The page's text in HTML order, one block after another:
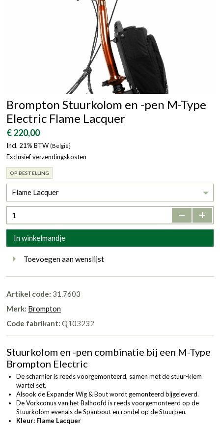
Brompton Stuurkolom en -pen M-Type
Electric Flame Lacquer
€ 220,00
Incl. 21% BTW (België}
Exclusief verzendingskosten
OP BESTELLING
Flame Lacquer
- +
In winkelmandje
Toevoegen aan wenslijst
Artikel code: 31.7603
Merk: Brompton
Code fabrikant: Q103232
Stuurkolom en -pen combinatie bij een M-Type
Brompton Electric
De scharnier is reeds voorgemonteerd, samen met de stuur-klem
wartel set.
Alsook de Expander Wig & Bout wordt gemonteerd bijgeleverd.
De Vorkconus van het Balhoofd is reeds voorgemonteerd op de
Stuurkolom evenals de Spanbout en rondel op de Stuurpen.
Kleur: Flame Lacquer